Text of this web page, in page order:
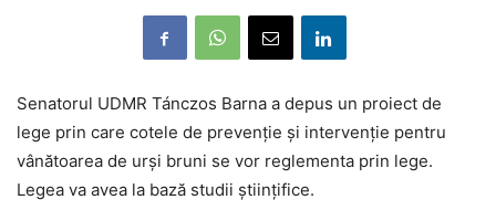
Senatorul UDMR Tánczos Barna a depus un proiect de
lege prin care cotele de prevenţie şi intervenţie pentru
vânătoarea de urşi bruni se vor reglementa prin lege.
Legea va avea la bază studii ştiinţifice.